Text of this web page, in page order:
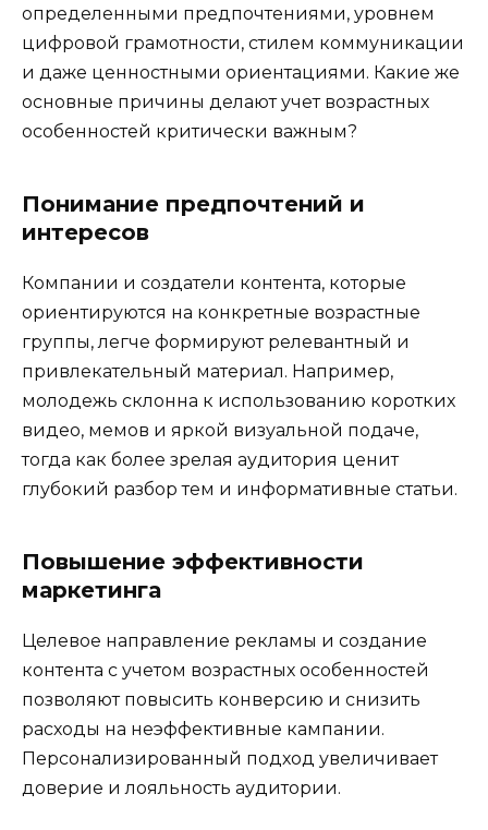
определенными предпочтениями, уровнем
цифровой грамотности, стилем коммуникации
и даже ценностными ориентациями. Какие же
основные причины делают учет возрастных
особенностей критически важным?
Понимание предпочтений и
интересов
Компании и создатели контента, которые
ориентируются на конкретные возрастные
группы, легче формируют релевантный и
привлекательный материал. Например,
молодежь склонна к использованию коротких
видео, мемов и яркой визуальной подаче,
тогда как более зрелая аудитория ценит
глубокий разбор тем и информативные статьи.
Повышение эффективности
маркетинга
Целевое направление рекламы и создание
контента с учетом возрастных особенностей
позволяют повысить конверсию и снизить
расходы на неэффективные кампании.
Персонализированный подход увеличивает
доверие и лояльность аудитории.